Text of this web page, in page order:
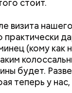
стоит.
визита нашего
практически
(кому как
будет.
теперь у нас,
Как
диабета